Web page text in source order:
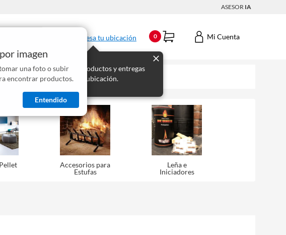
ASESOR IA
imagen
una foto o subir
encontrar productos.
Entendido
Ingresa tu ubicación
Mostraremos los productos y entregas
disponibles para tu ubicación.
0 Mi Cuenta
Accesorios para
Estufas
Leña e
Iniciadores